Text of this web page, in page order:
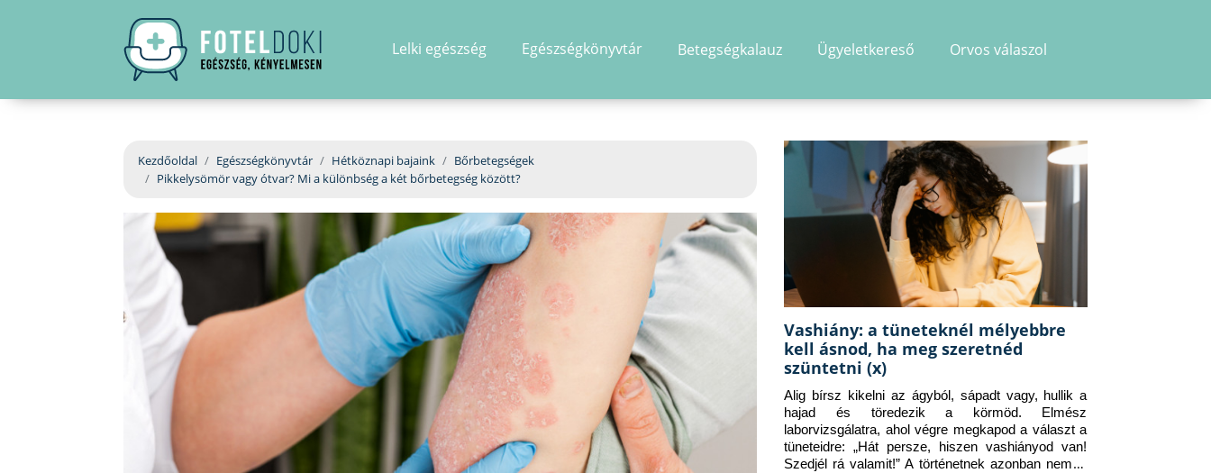
Lelki egészség Egészségkönyvtár Betegségkalauz Ügyeletkereső Orvos válaszol
Kezdőoldal Egészségkönyvtár Hétköznapi bajaink
Bőrbetegségek
Pikkelysömör vagy ótvar? Mi a különbség a két bőrbetegség között?
Vashiány: a tüneteknél mélyebbre
kell ásnod, ha meg szeretnéd
szüntetni (x)
Alig bírsz kikelni az ágyból, sápadt vagy, hullik a
hajad és töredezik a körmöd. Elmész
laborvizsgálatra, ahol végre megkapod a választ a
tüneteidre: „Hát persze, hiszen vashiányod van!
Szedjél rá valamit!” A történetnek azonban nem itt